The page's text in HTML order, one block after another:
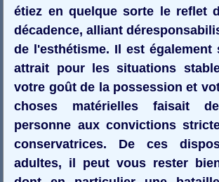
étiez en quelque sorte le reflet
décadence, alliant
de l'esthétisme. Il est également
attrait pour les situations
votre goût de la possession et
choses matérielles faisait
personne aux convictions
conservatrices. De ces
adultes, il peut vous rester